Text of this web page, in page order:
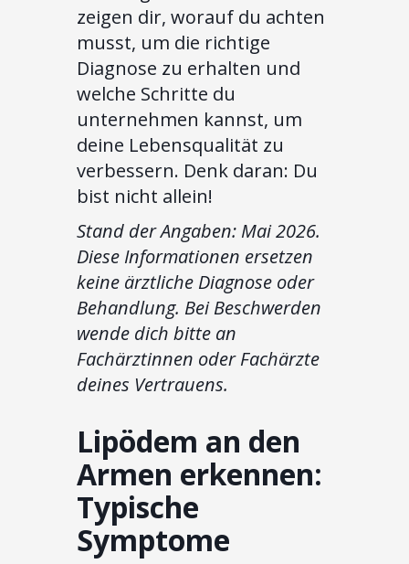
zeigen dir, worauf du achten
musst, um die richtige
Diagnose zu erhalten und
welche Schritte du
unternehmen kannst, um
deine Lebensqualität zu
verbessern. Denk daran: Du
bist nicht allein!
Stand der Angaben: Mai 2026.
Diese Informationen ersetzen
keine ärztliche Diagnose oder
Behandlung. Bei Beschwerden
wende dich bitte an
Fachärztinnen oder Fachärzte
deines Vertrauens.
Lipödem an den
Armen erkennen:
Typische
Symptome